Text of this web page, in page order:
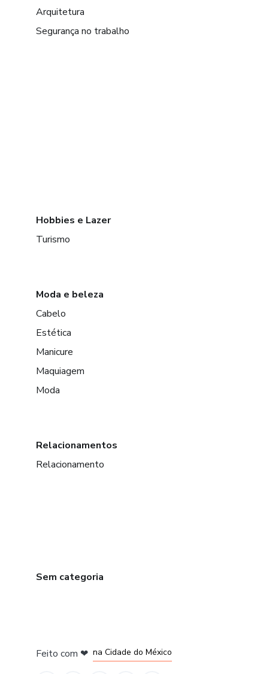
Arquitetura
Segurança no trabalho
Hobbies e Lazer
Turismo
Moda e beleza
Cabelo
Estética
Manicure
Maquiagem
Moda
Relacionamentos
Relacionamento
Sem categoria
Feito com ❤ na Cidade do México